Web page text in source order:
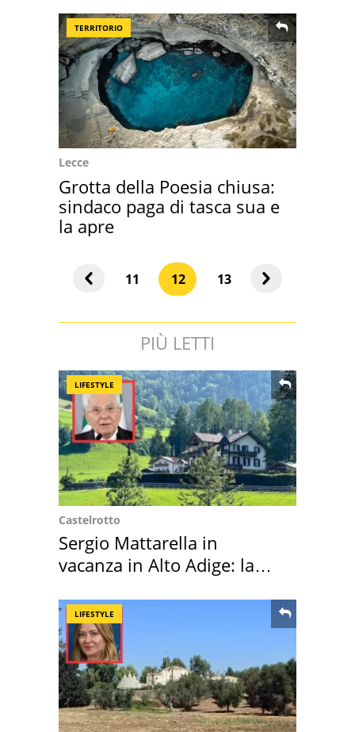
TERRITORIO
Lecce
Grotta della Poesia chiusa:
sindaco paga di tasca sua e
la apre
11 12 13
PIÙ LETTI
LIFESTYLE
Castelrotto
Sergio Mattarella in
vacanza in Alto Adige: la
LIFESTYLE